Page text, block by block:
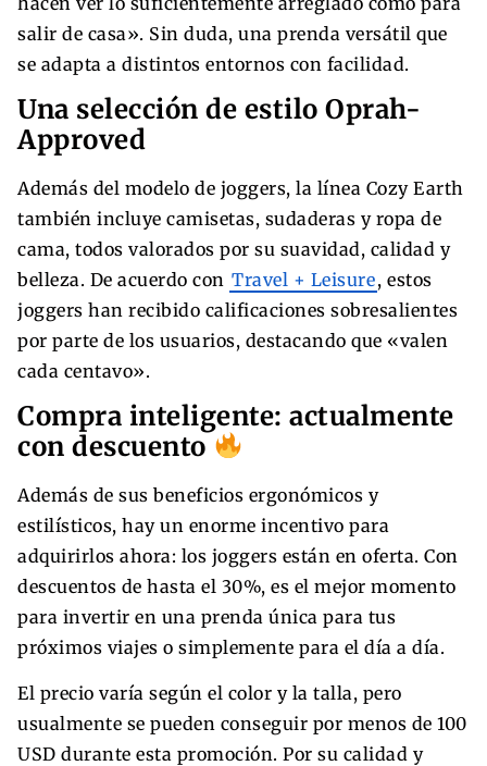
salir de casa». Sin duda, una prenda versátil que
se adapta a distintos entornos con facilidad.
Una selección de estilo Oprah-
Approved
Además del modelo de joggers, la línea Cozy Earth
también incluye camisetas, sudaderas y ropa de
cama, todos valorados por su suavidad, calidad y
belleza. De acuerdo con Travel + Leisure, estos
joggers han recibido calificaciones sobresalientes
por parte de los usuarios, destacando que «valen
cada centavo».
Compra inteligente: actualmente
con descuento
Además de sus beneficios ergonómicos y
estilísticos, hay un enorme incentivo para
adquirirlos ahora: los joggers están en oferta. Con
descuentos de hasta el 30%, es el mejor momento
para invertir en una prenda única para tus
próximos viajes o simplemente para el día a día.
El precio varía según el color y la talla, pero
usualmente se pueden conseguir por menos de 100
USD durante esta promoción. Por su calidad y